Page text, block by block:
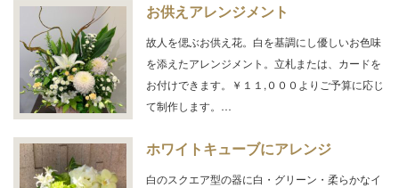
お供えアレンジメント
故人を偲ぶお供え花。白を基調にし優しいお色味
を添えたアレンジメント。立札または、カードを
お付けできます。￥１１,０００よりご予算に応じ
て制作します。…
ホワイトキューブにアレンジ
白のスクエア型の器に白・グリーン・柔らかなイ